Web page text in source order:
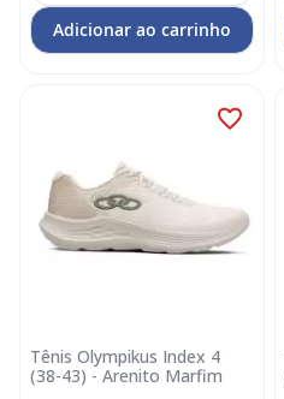
Adicionar ao carrinho
Tênis Olympikus Index 4
(38-43) - Arenito Marfim